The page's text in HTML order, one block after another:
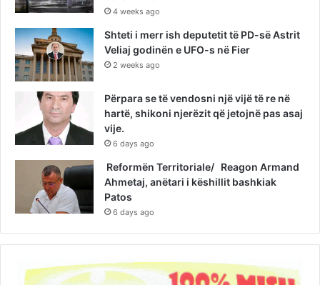
4 weeks ago
Shteti i merr ish deputetit të PD-së Astrit
Veliaj godinën e UFO-s në Fier
2 weeks ago
Përpara se të vendosni një vijë të re në
hartë, shikoni njerëzit që jetojnë pas asaj
vije.
6 days ago
Reformën Territoriale/ Reagon Armand
Ahmetaj, anëtari i këshillit bashkiak
Patos
6 days ago